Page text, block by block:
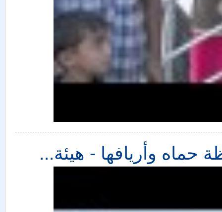
حماه وأريافها - هيئة...